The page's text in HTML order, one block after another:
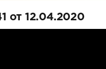
от 12.04.2020